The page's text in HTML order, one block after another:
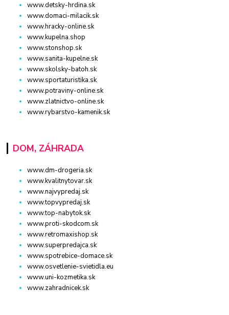
www.detsky-hrdina.sk
www.domaci-milacik.sk
www.hracky-online.sk
www.kupelna.shop
www.stonshop.sk
www.sanita-kupelne.sk
www.skolsky-batoh.sk
www.sportaturistika.sk
www.potraviny-online.sk
www.zlatnictvo-online.sk
www.rybarstvo-kamenik.sk
DOM, ZÁHRADA
www.dm-drogeria.sk
www.kvalitnytovar.sk
www.najvypredaj.sk
www.topvypredaj.sk
www.top-nabytok.sk
www.proti-skodcom.sk
www.retromaxishop.sk
www.superpredajca.sk
www.spotrebice-domace.sk
www.osvetlenie-svietidla.eu
www.uni-kozmetika.sk
www.zahradnicek.sk